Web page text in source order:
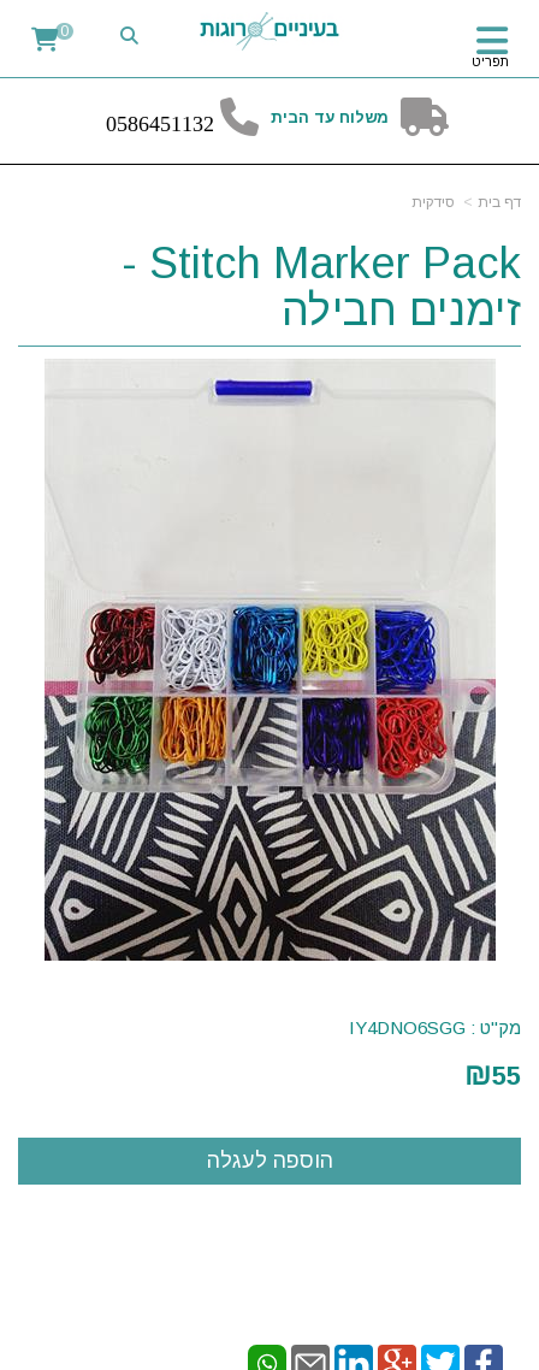
תפריט
0
משלוח עד הבית 0586451132
דף בית סידקית
Stitch Marker Pack -
זימנים חבילה
מק"ט : IY4DNO6SGG
₪55